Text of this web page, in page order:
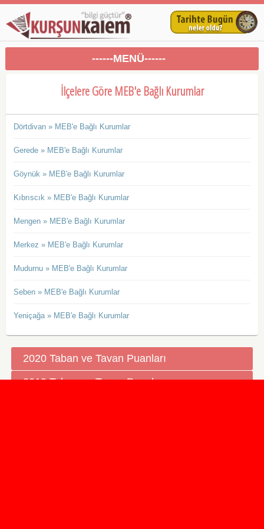
------MENÜ------
İlçelere Göre MEB'e Bağlı Kurumlar
Dörtdivan » MEB'e Bağlı Kurumlar
Gerede » MEB'e Bağlı Kurumlar
Göynük » MEB'e Bağlı Kurumlar
Kıbrıscık » MEB'e Bağlı Kurumlar
Mengen » MEB'e Bağlı Kurumlar
Merkez » MEB'e Bağlı Kurumlar
Mudurnu » MEB'e Bağlı Kurumlar
Seben » MEB'e Bağlı Kurumlar
Yeniçağa » MEB'e Bağlı Kurumlar
2020 Taban ve Tavan Puanları
2019 Taban ve Tavan Puanları